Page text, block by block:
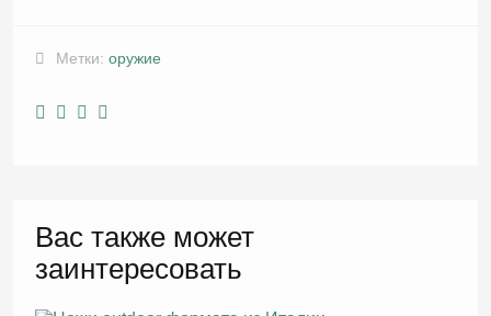
Метки: оружие
Вас также может
заинтересовать